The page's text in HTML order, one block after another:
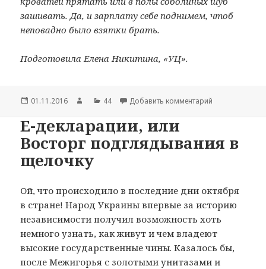
зашивать. Да, и зарплату себе поднимем, чтоб
неповадно было взятки брать.
Подготовила Елена Никитина, «УЦ».
Опубликовано
01.11.2016 АвторРубрики
44 Добавить комментарий
Е-декларации, или
Восторг подглядывания в
щелочку
Ой, что происходило в последние дни октября
в стране! Народ Украины впервые за историю
независимости получил возможность хоть
немного узнать, как живут и чем владеют
высокие государственные чины. Казалось бы,
после Межигорья с золотыми унитазами и